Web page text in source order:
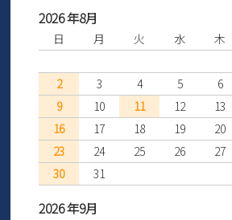
2026 年8月
日 月 火 水 木
2
3 4 5 6
9
10 11 12 13
16
17 18 19 20
23
24 25 26 27
30
31
2026 年9月